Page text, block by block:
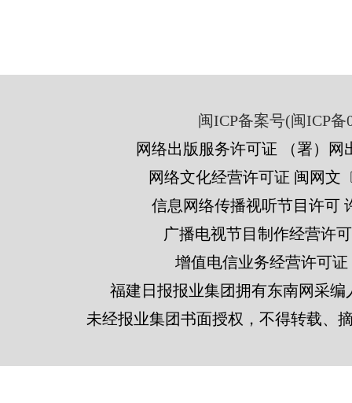
闽ICP备案号(闽ICP备
网络出版服务许可证 （署）网
网络文化经营许可证 闽网文
信息网络传播视听节目许可
广播电视节目制作经营许
增值电信业务经营许可证
福建日报报业集团拥有东南网采
未经报业集团书面授权，不得转载、